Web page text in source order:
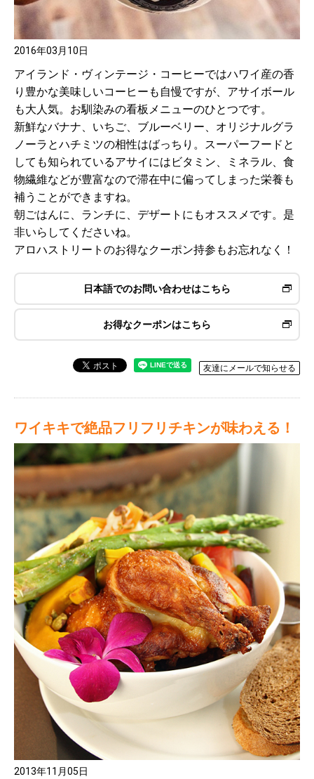
2016年03月10日
アイランド・ヴィンテージ・コーヒーではハワイ産の香
り豊かな美味しいコーヒーも自慢ですが、アサイボール
も大人気。お馴染みの看板メニューのひとつです。
新鮮なバナナ、いちご、ブルーベリー、オリジナルグラ
ノーラとハチミツの相性はばっちり。スーパーフードと
しても知られているアサイにはビタミン、ミネラル、食
物繊維などが豊富なので滞在中に偏ってしまった栄養も
補うことができますね。
朝ごはんに、ランチに、デザートにもオススメです。是
非いらしてくださいね。
アロハストリートのお得なクーポン持参もお忘れなく！
日本語でのお問い合わせはこちら
お得なクーポンはこちら
友達にメールで知らせる
ワイキキで絶品フリフリチキンが味わえる！
2013年11月05日